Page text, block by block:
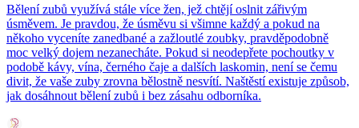
Bělení zubů využívá stále více žen, jež chtějí oslnit zářivým
úsměvem. Je pravdou, že úsměvu si všimne každý a pokud na
někoho vyceníte zanedbané a zažloutlé zoubky, pravděpodobně
moc velký dojem nezanecháte. Pokud si neodepřete pochoutky v
podobě kávy, vína, černého čaje a dalších laskomin, není se čemu
divit, že vaše zuby zrovna bělostně nesvítí. Naštěstí existuje způsob,
jak dosáhnout bělení zubů i bez zásahu odborníka.